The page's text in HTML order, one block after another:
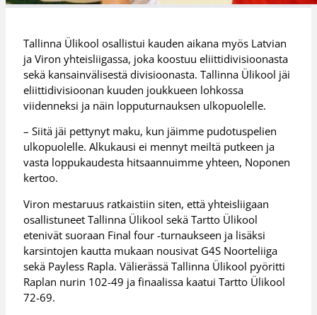
Tallinna Ülikool osallistui kauden aikana myös Latvian
ja Viron yhteisliigassa, joka koostuu eliittidivisioonasta
sekä kansainvälisestä divisioonasta. Tallinna Ülikool jäi
eliittidivisioonan kuuden joukkueen lohkossa
viidenneksi ja näin lopputurnauksen ulkopuolelle.
– Siitä jäi pettynyt maku, kun jäimme pudotuspelien
ulkopuolelle. Alkukausi ei mennyt meiltä putkeen ja
vasta loppukaudesta hitsaannuimme yhteen, Noponen
kertoo.
Viron mestaruus ratkaistiin siten, että yhteisliigaan
osallistuneet Tallinna Ülikool sekä Tartto Ülikool
etenivät suoraan Final four -turnaukseen ja lisäksi
karsintojen kautta mukaan nousivat G4S Noorteliiga
sekä Payless Rapla. Välierässä Tallinna Ülikool pyöritti
Raplan nurin 102-49 ja finaalissa kaatui Tartto Ülikool
72-69.